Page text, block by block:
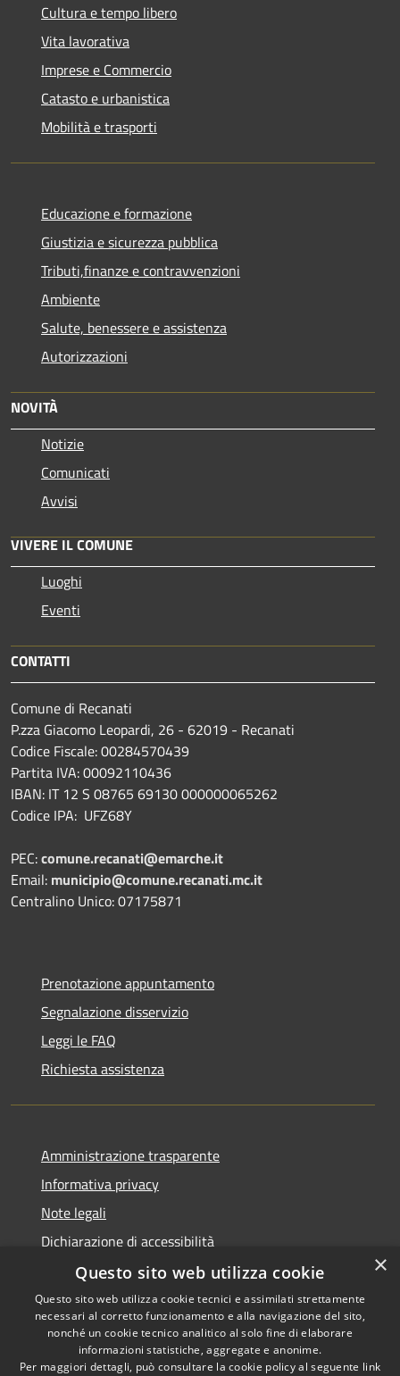
Cultura e tempo libero
Vita lavorativa
Imprese e Commercio
Catasto e urbanistica
Mobilità e trasporti
Educazione e formazione
Giustizia e sicurezza pubblica
Tributi,finanze e contravvenzioni
Ambiente
Salute, benessere e assistenza
Autorizzazioni
NOVITÀ
Notizie
Comunicati
Avvisi
VIVERE IL COMUNE
Luoghi
Eventi
CONTATTI
Comune di Recanati
P.zza Giacomo Leopardi, 26 - 62019 - Recanati
Codice Fiscale: 00284570439
Partita IVA: 00092110436
IBAN: IT 12 S 08765 69130 000000065262
Codice IPA: UFZ68Y
PEC:comune.recanati@emarche.it
Email: municipio@comune.recanati.mc.it
Centralino Unico: 07175871
Prenotazione appuntamento
Segnalazione disservizio
Leggi le FAQ
Richiesta assistenza
Amministrazione trasparente
Informativa privacy
Note legali
Dichiarazione di accessibilità
Accessibilità
Copyright © 2026 • Comune di
Recanati • Powered by
×
Questo sito web utilizza cookie
Questo sito web utilizza cookie tecnici e assimilati strettamente
necessari al corretto funzionamento e alla navigazione del sito,
nonché un cookie tecnico analitico al solo fine di elaborare
informazioni statistiche, aggregate e anonime.
Per maggiori dettagli, può consultare la cookie policy al seguente link